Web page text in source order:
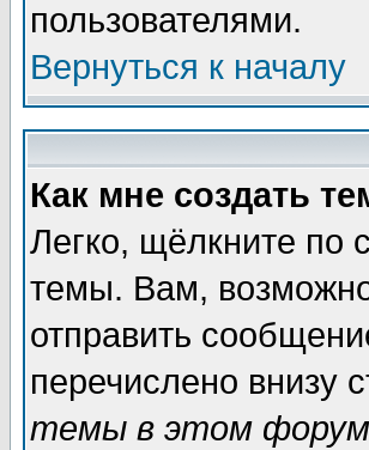
пользователями.
Вернуться к началу
Как мне создать
Легко, щёлкните по
темы. Вам,
отправить
перечислено внизу
темы в этом